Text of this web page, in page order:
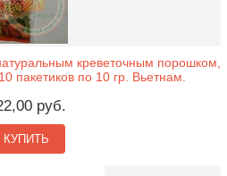
креветочным порошком,
пакетиков по 10 гр. Вьетнам.
руб.
КУПИТЬ